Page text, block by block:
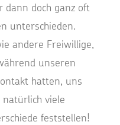
dann doch ganz oft
unterschieden.
andere Freiwillige,
unseren
hatten, uns
viele
feststellen!